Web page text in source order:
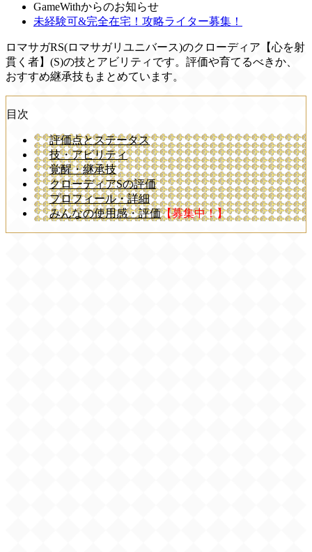
GameWithからのお知らせ
未経験可&完全在宅！攻略ライター募集！
ロマサガRS(ロマサガリユニバース)のクローディア【心を射
貫く者】(S)の技とアビリティです。評価や育てるべきか、
おすすめ継承技もまとめています。
目次
評価点とステータス
技・アビリティ
覚醒・継承技
クローディアSの評価
プロフィール・詳細
みんなの使用感・評価【募集中！】